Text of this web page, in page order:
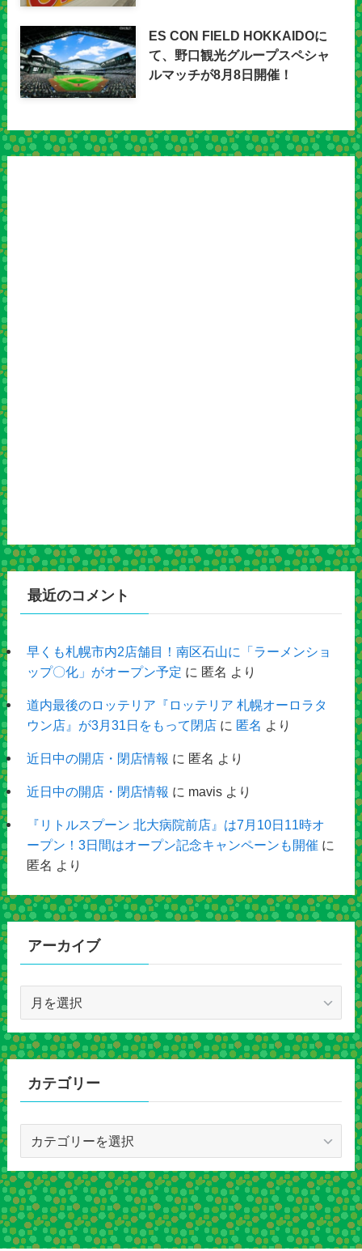
ES CON FIELD HOKKAIDOに
て、野口観光グループスペシャ
ルマッチが8月8日開催！
最近のコメント
早くも札幌市内2店舗目！南区石山に「ラーメンショ
ップ〇化」がオープン予定 に 匿名 より
道内最後のロッテリア『ロッテリア 札幌オーロラタ
ウン店』が3月31日をもって閉店に 匿名 より
近日中の開店・閉店情報 に 匿名 より
近日中の開店・閉店情報 に mavisより
『リトルスプーン 北大病院前店』は7月10日11時オ
ープン！3日間はオープン記念キャンペーンも開催 に
匿名 より
アーカイブ
カ
イ
カテゴリー
ゴ
リ
ー